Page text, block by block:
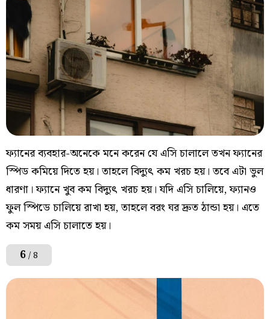
ফ্যানের ব্যবহার-অনেকে মনে করেন যে এসি চালালে তখন ফ্যানের
স্পিড কমিয়ে দিতে হয়। তাহলে বিদ্যুৎ কম খরচ হয়। তবে এটা ভুল
ধারণা। ফ্যানে খুব কম বিদ্যুৎ খরচ হয়। যদি এসি চালিয়ে, ফ্যানও
ফুল স্পিডে চালিয়ে রাখা হয়, তাহলে বরং ঘর দ্রুত ঠান্ডা হয়। এতে
কম সময় এসি চালাতে হয়।
6/ 8